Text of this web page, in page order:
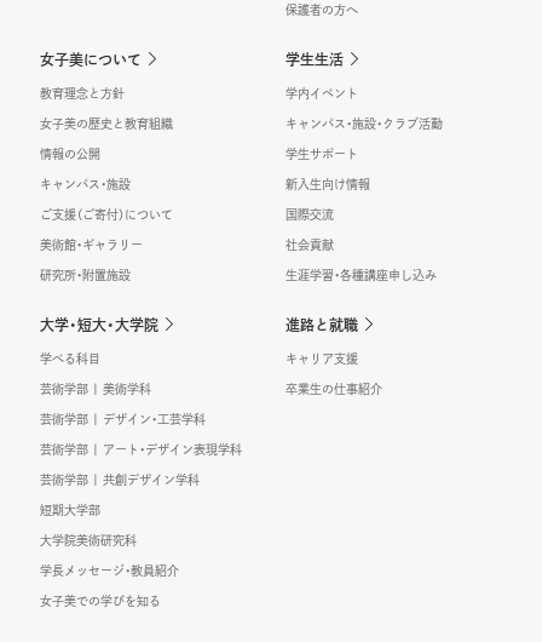
保護者の方へ
女子美について
教育理念と方針
女子美の歴史と教育組織
情報の公開
キャンパス・施設
ご支援（ご寄付）について
美術館・ギャラリー
研究所・附置施設
学生生活
学内イベント
キャンパス・施設・クラブ活動
学生サポート
新入生向け情報
国際交流
社会貢献
生涯学習・各種講座申し込み
大学・短大・大学院
学べる科目
芸術学部 | 美術学科
芸術学部 | デザイン・工芸学科
芸術学部 | アート・デザイン表現学科
芸術学部 | 共創デザイン学科
短期大学部
大学院美術研究科
学長メッセージ・教員紹介
女子美での学びを知る
進路と就職
キャリア支援
卒業生の仕事紹介